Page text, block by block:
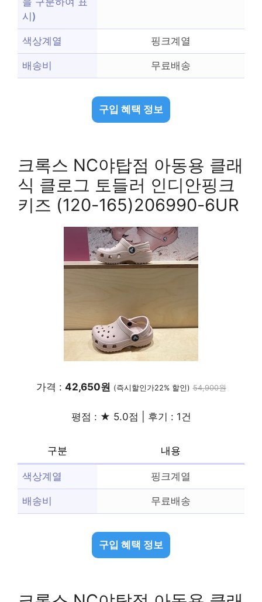
시)
색상계열 핑크계열
배송비 무료배송
구입 혜택 정보
크록스 NC야탑점 아동용 클래
식 클로그 토들러 인디안핑크
키즈 (120-165)206990-6UR
가격 : 42,650원 (즉시할인가22% 할인) 54,900원
평점 : ★ 5.0점 | 후기 : 1건
구분 내용
색상계열 핑크계열
배송비 무료배송
구입 혜택 정보